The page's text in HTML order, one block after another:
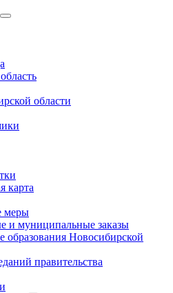
области
карта
меры
и муниципальные заказы
Новосибирской
правительства